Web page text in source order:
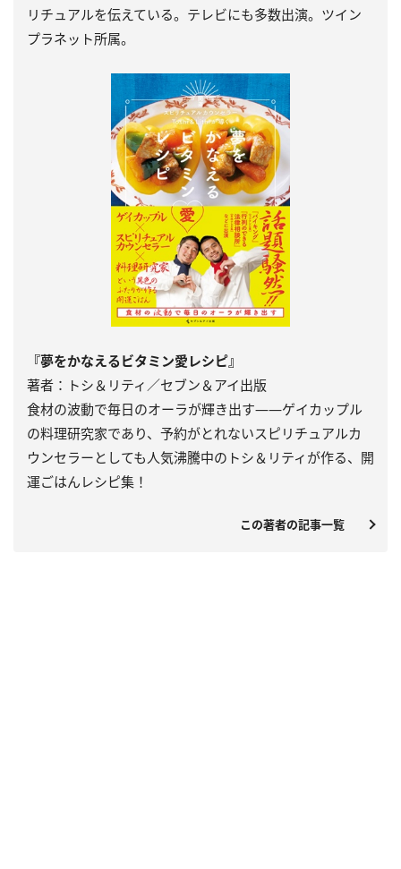
リチュアルを伝えている。テレビにも多数出演。ツイン
プラネット所属。
『夢をかなえるビタミン愛レシピ』
著者：トシ＆リティ／セブン＆アイ出版
食材の波動で毎日のオーラが輝き出す――ゲイカップル
の料理研究家であり、予約がとれないスピリチュアルカ
ウンセラーとしても人気沸騰中のトシ＆リティが作る、開
運ごはんレシピ集！
この著者の記事一覧